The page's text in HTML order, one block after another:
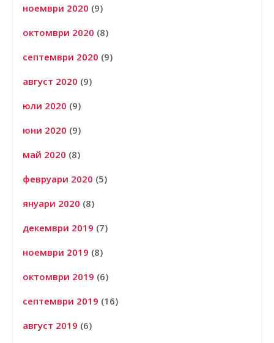
ноември 2020 (9)
октомври 2020 (8)
септември 2020 (9)
август 2020 (9)
юли 2020 (9)
юни 2020 (9)
май 2020 (8)
февруари 2020 (5)
януари 2020 (8)
декември 2019 (7)
ноември 2019 (8)
октомври 2019 (6)
септември 2019 (16)
август 2019 (6)